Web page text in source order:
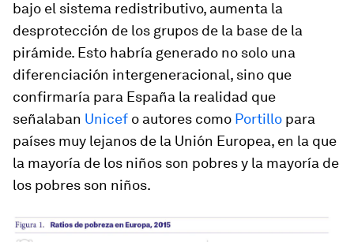
bajo el sistema redistributivo, aumenta la
desprotección de los grupos de la base de la
pirámide. Esto habría generado no solo una
diferenciación intergeneracional, sino que
confirmaría para España la realidad que
señalaban Unicef o autores como Portillo para
países muy lejanos de la Unión Europea, en la que
la mayoría de los niños son pobres y la mayoría de
los pobres son niños.